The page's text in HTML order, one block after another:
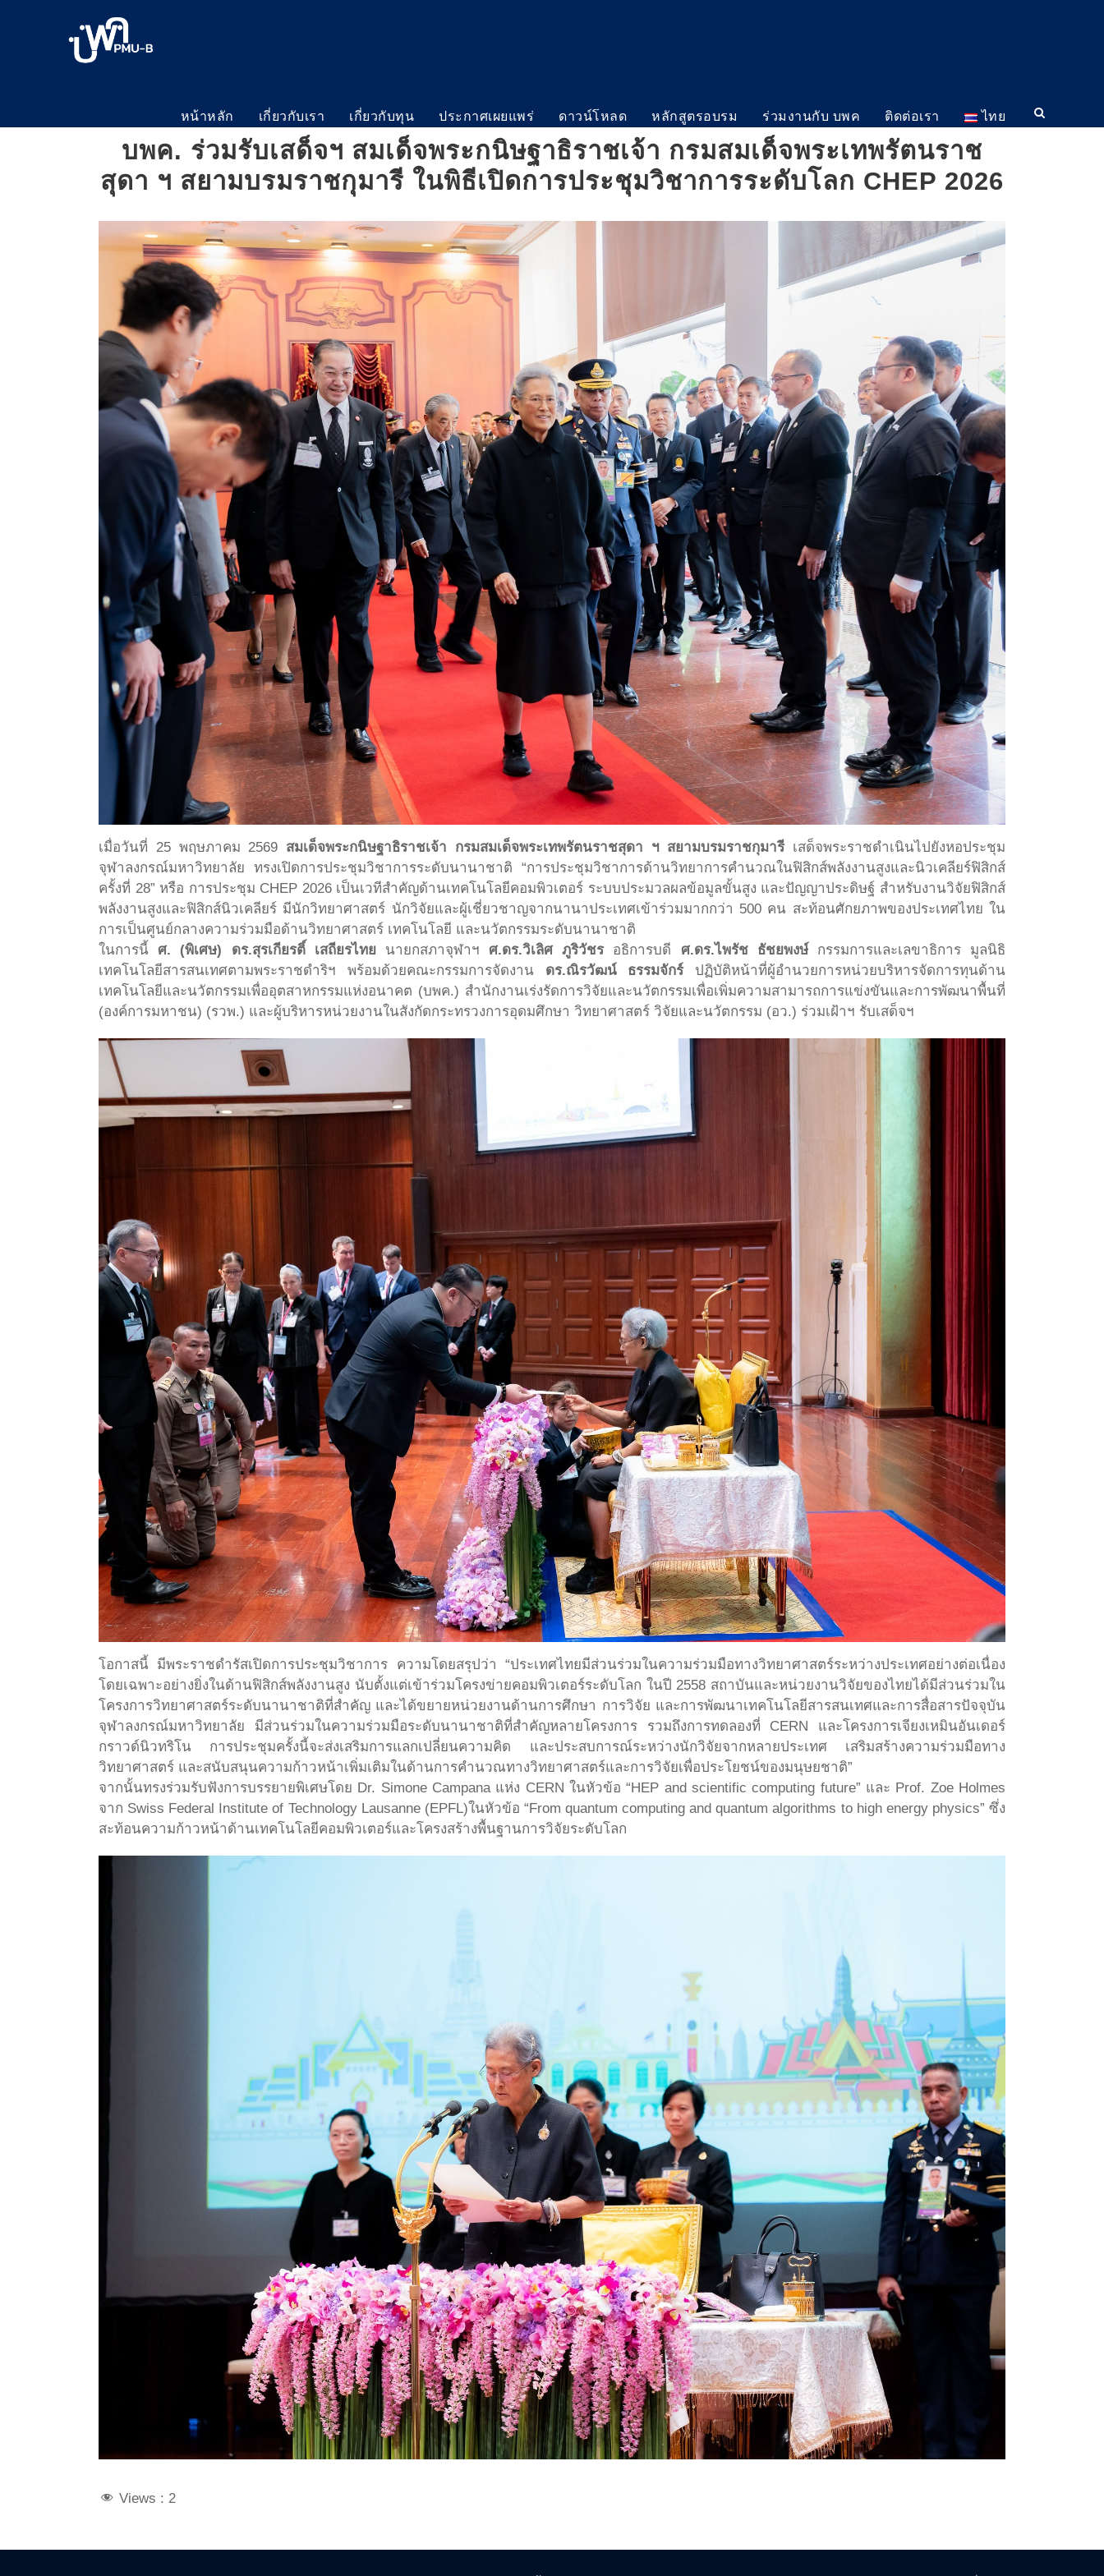
หน้าหลัก เกี่ยวกับเรา เกี่ยวกับทุน ประกาศเผยแพร่ ดาวน์โหลด หลักสูตรอบรม ร่วมงานกับ บพค ติดต่อเรา ไทย
บพค. ร่วมรับเสด็จฯ สมเด็จพระกนิษฐาธิราชเจ้า กรมสมเด็จพระเทพรัตนราช
สุดา ฯ สยามบรมราชกุมารี ในพิธีเปิดการประชุมวิชาการระดับโลก CHEP 2026
เมื่อวันที่ 25 พฤษภาคม 2569 สมเด็จพระกนิษฐาธิราชเจ้า กรมสมเด็จพระเทพรัตนราชสุดา ฯ สยามบรมราชกุมารีเสด็จพระราชดำเนินไปยังหอประชุม
จุฬาลงกรณ์มหาวิทยาลัย ทรงเปิดการประชุมวิชาการระดับนานาชาติ “การประชุมวิชาการด้านวิทยาการคำนวณในฟิสิกส์พลังงานสูงและนิวเคลียร์ฟิสิกส์
ครั้งที่ 28” หรือ การประชุม CHEP 2026 เป็นเวทีสำคัญด้านเทคโนโลยีคอมพิวเตอร์ ระบบประมวลผลข้อมูลขั้นสูง และปัญญาประดิษฐ์ สำหรับงานวิจัยฟิสิกส์
พลังงานสูงและฟิสิกส์นิวเคลียร์ มีนักวิทยาศาสตร์ นักวิจัยและผู้เชี่ยวชาญจากนานาประเทศเข้าร่วมมากกว่า 500 คน สะท้อนศักยภาพของประเทศไทย ใน
การเป็นศูนย์กลางความร่วมมือด้านวิทยาศาสตร์ เทคโนโลยี และนวัตกรรมระดับนานาชาติ
ในการนี้ศ. (พิเศษ) ดร.สุรเกียรติ์ เสถียรไทยนายกสภาจุฬาฯศ.ดร.วิเลิศ ภูริวัชรอธิการบดี ศ.ดร.ไพรัช ธัชยพงษ์กรรมการและเลขาธิการ มูลนิธิ
เทคโนโลยีสารสนเทศตามพระราชดำริฯ พร้อมด้วยคณะกรรมการจัดงาน ดร.ณิรวัฒน์ ธรรมจักร์ปฏิบัติหน้าที่ผู้อำนวยการหน่วยบริหารจัดการทุนด้าน
เทคโนโลยีและนวัตกรรมเพื่ออุตสาหกรรมแห่งอนาคต (บพค.) สำนักงานเร่งรัดการวิจัยและนวัตกรรมเพื่อเพิ่มความสามารถการแข่งขันและการพัฒนาพื้นที่
(องค์การมหาชน) (รวพ.) และผู้บริหารหน่วยงานในสังกัดกระทรวงการอุดมศึกษา วิทยาศาสตร์ วิจัยและนวัตกรรม (อว.) ร่วมเฝ้าฯ รับเสด็จฯ
โอกาสนี้ มีพระราชดำรัสเปิดการประชุมวิชาการ ความโดยสรุปว่า “ประเทศไทยมีส่วนร่วมในความร่วมมือทางวิทยาศาสตร์ระหว่างประเทศอย่างต่อเนื่อง
โดยเฉพาะอย่างยิ่งในด้านฟิสิกส์พลังงานสูง นับตั้งแต่เข้าร่วมโครงข่ายคอมพิวเตอร์ระดับโลก ในปี 2558 สถาบันและหน่วยงานวิจัยของไทยได้มีส่วนร่วมใน
โครงการวิทยาศาสตร์ระดับนานาชาติที่สำคัญ และได้ขยายหน่วยงานด้านการศึกษา การวิจัย และการพัฒนาเทคโนโลยีสารสนเทศและการสื่อสารปัจจุบัน
จุฬาลงกรณ์มหาวิทยาลัย มีส่วนร่วมในความร่วมมือระดับนานาชาติที่สำคัญหลายโครงการ รวมถึงการทดลองที่ CERN และโครงการเจียงเหมินอันเดอร์
กราวด์นิวทริโน การประชุมครั้งนี้จะส่งเสริมการแลกเปลี่ยนความคิด และประสบการณ์ระหว่างนักวิจัยจากหลายประเทศ เสริมสร้างความร่วมมือทาง
วิทยาศาสตร์ และสนับสนุนความก้าวหน้าเพิ่มเติมในด้านการคำนวณทางวิทยาศาสตร์และการวิจัยเพื่อประโยชน์ของมนุษยชาติ”
จากนั้นทรงร่วมรับฟังการบรรยายพิเศษโดย Dr. Simone Campana แห่ง CERN ในหัวข้อ “HEP and scientific computing future” และ Prof. Zoe Holmes
จาก Swiss Federal Institute of Technology Lausanne (EPFL)ในหัวข้อ “From quantum computing and quantum algorithms to high energy physics” ซึ่ง
สะท้อนความก้าวหน้าด้านเทคโนโลยีคอมพิวเตอร์และโครงสร้างพื้นฐานการวิจัยระดับโลก
Views : 2